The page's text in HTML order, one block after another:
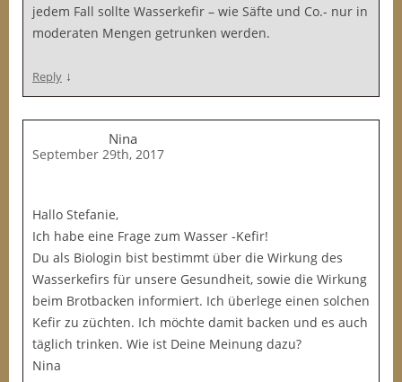
jedem Fall sollte Wasserkefir – wie Säfte und Co.- nur in
moderaten Mengen getrunken werden.
Reply ↓
Nina
September 29th, 2017
Hallo Stefanie,
Ich habe eine Frage zum Wasser -Kefir!
Du als Biologin bist bestimmt über die Wirkung des
Wasserkefirs für unsere Gesundheit, sowie die Wirkung
beim Brotbacken informiert. Ich überlege einen solchen
Kefir zu züchten. Ich möchte damit backen und es auch
täglich trinken. Wie ist Deine Meinung dazu?
Nina